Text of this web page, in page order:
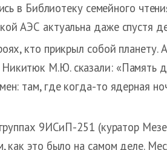
в Библиотеку семейного
АЭС актуальна даже спустя
кто прикрыл собой планету.
М.Ю. сказали: «Память
там, где когда-то ядерная
9ИСиП-251 (куратор
это было на самом деле.